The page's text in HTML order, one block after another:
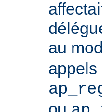
au
appels